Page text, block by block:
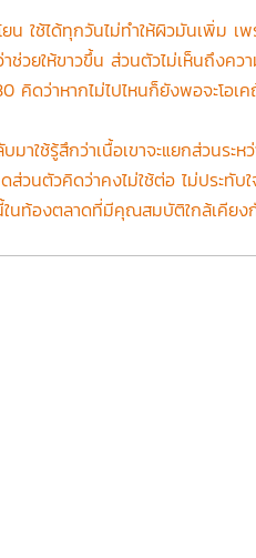
น ใช้ได้ทุกวันไม่ทำให้ผิวมันเพิ่ม เ
วยให้ขาวขึ้น ส่วนตัวไม่เห็นถึงคว
ดว่าหากไม่ไปไหนก็ยังพอจะโอเค
าใช้รู้สึกว่าเนื้อเขาจะแยกส่วนระ
วนตัวคิดว่าคงไม่ใช้ต่อ ไม่ประทับใ
ในท้องตลาดที่มีคุณสมบัติใกล้เคีย